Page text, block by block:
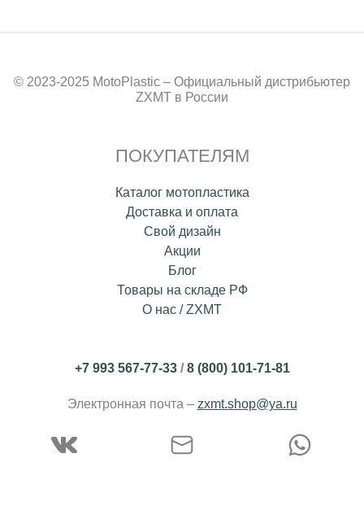
© 2023-2025 MotoPlastic – Официальный дистрибьютер
ZXMT в России
ПОКУПАТЕЛЯМ
Каталог мотопластика
Доставка и оплата
Свой дизайн
Акции
Блог
Товары на складе РФ
О нас / ZXMT
+7 993 567-77-33/8 (800) 101-71-81
Электронная почта – zxmt.shop@ya.ru